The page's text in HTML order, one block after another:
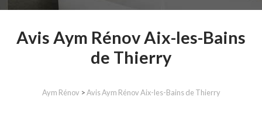
Avis Aym Rénov Aix-les-Bains
de Thierry
Aym Rénov >Avis Aym Rénov Aix-les-Bains de Thierry